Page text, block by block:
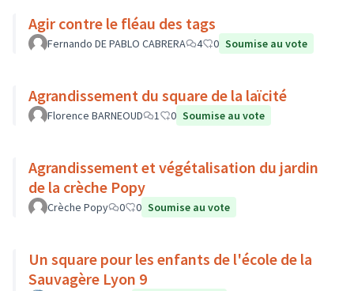
Agir contre le fléau des tags
Fernando DE PABLO CABRERA 4 0 Soumise au vote
Agrandissement du square de la laïcité
Florence BARNEOUD 1 0 Soumise au vote
Agrandissement et végétalisation du jardin
de la crèche Popy
Crèche Popy 0 0 Soumise au vote
Un square pour les enfants de l'école de la
Sauvagère Lyon 9